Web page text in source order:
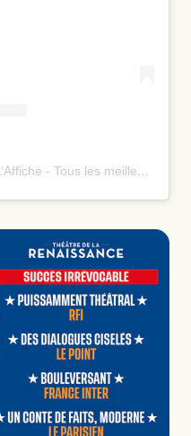
Une publication partagée par L’Affiche - Tous les meilleurs spectacles ⭐️ (@laffiche.co)